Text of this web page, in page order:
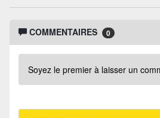
COMMENTAIRES 0
Soyez le premier à laisser un